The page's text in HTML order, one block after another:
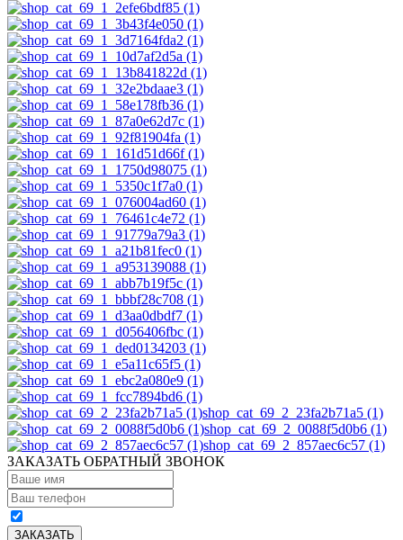
shop_cat_69_2_23fa2b71a5 (1)
shop_cat_69_2_0088f5d0b6 (1)
shop_cat_69_2_857aec6c57 (1)
ЗАКАЗАТЬ ОБРАТНЫЙ ЗВОНОК